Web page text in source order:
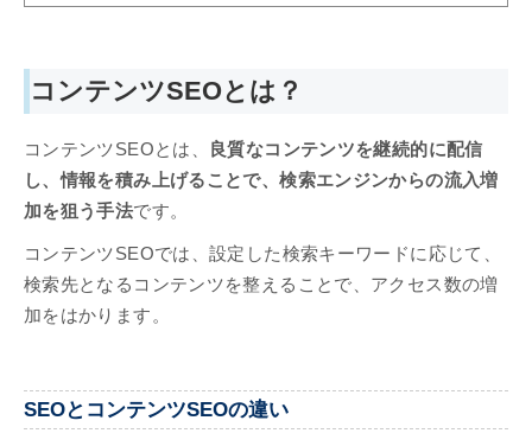
コンテンツSEOとは？
コンテンツSEOとは、
良質なコンテンツを継続的に配信
し、情報を積み上げることで、検索エンジンからの流入増
加を狙う手法です。
コンテンツSEOでは、設定した検索キーワードに応じて、
検索先となるコンテンツを整えることで、アクセス数の増
加をはかります。
SEOとコンテンツSEOの違い